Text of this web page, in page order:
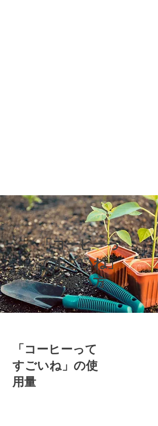
「コーヒーっ
てすごいね」
の使い方
「コーヒーって
すごいね」の使
用量